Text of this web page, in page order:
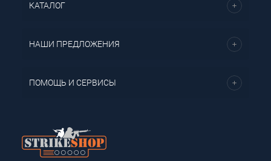
КАТАЛОГ
НАШИ ПРЕДЛОЖЕНИЯ
ПОМОЩЬ И СЕРВИСЫ